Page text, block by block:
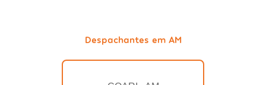
Despachantes em AM